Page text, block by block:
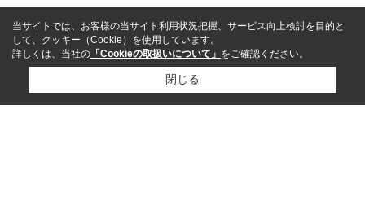
当サイトでは、お客様の当サイト利用状況把握、サービス向上検討を目的と
して、クッキー（Cookie）を使用しています。
詳しくは、当社の 「Cookieの取扱いについて」 をご確認ください。
閉じる